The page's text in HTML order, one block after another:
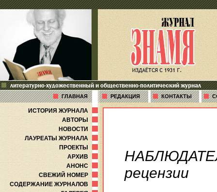
литературно-художественный и общественно-политический журнал
ГЛАВНАЯ РЕДАКЦИЯ КОНТАКТЫ
ИСТОРИЯ ЖУРНАЛА
АВТОРЫ
НОВОСТИ
ЛАУРЕАТЫ ЖУРНАЛА
ПРОЕКТЫ
АРХИВ
АНОНС
СВЕЖИЙ НОМЕР
СОДЕРЖАНИЕ ЖУРНАЛОВ
рецензии